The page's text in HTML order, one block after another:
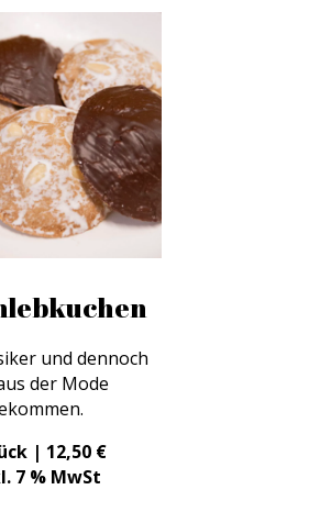
und dennoch
der Mode
| 12,50 €
7 % MwSt